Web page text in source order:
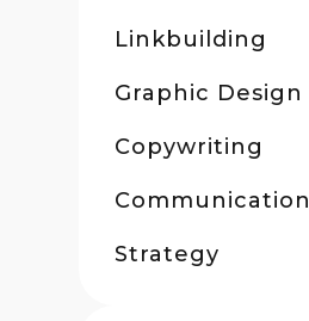
Linkbuilding
Graphic Design
Copywriting
Communication
Strategy